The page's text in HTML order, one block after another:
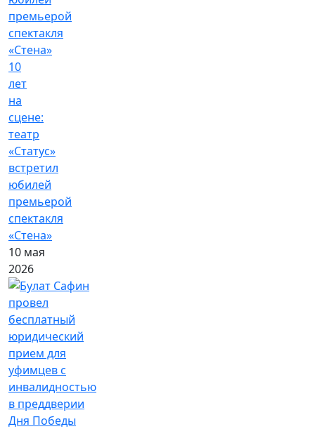
10
лет
на
сцене:
театр
«Статус»
встретил
юбилей
премьерой
спектакля
«Стена»
10 мая
2026